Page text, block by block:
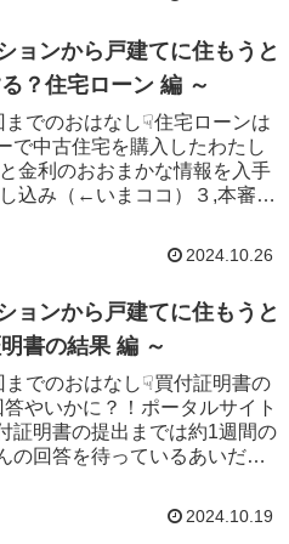
ョンから戸建てに住もうと
？住宅ローン 編 ～
でのおはなし☟住宅ローンは
で中古住宅を購入したわたし
金利のおおまかな情報を入手
込み（←いまココ）３,本審査
2024.10.26
ョンから戸建てに住もうと
書の結果 編 ～
でのおはなし☟買付証明書の
やいかに？！ポータルサイト
証明書の提出までは約1週間の
の回答を待っているあいだに
2024.10.19